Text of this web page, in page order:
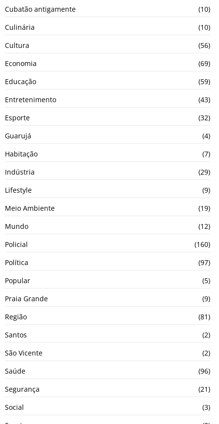
Cubatão antigamente
(10)
Culinária
(10)
Cultura
(56)
Economia
(69)
Educação
(59)
Entretenimento
(43)
Esporte
(32)
Guarujá
(4)
Habitação
(7)
Indústria
(29)
Lifestyle
(9)
Meio Ambiente
(19)
Mundo
(12)
Policial
(160)
Política
(97)
Popular
(5)
Praia Grande
(9)
Região
(81)
Santos
(2)
São Vicente
(2)
Saúde
(96)
Segurança
(21)
Social
(3)